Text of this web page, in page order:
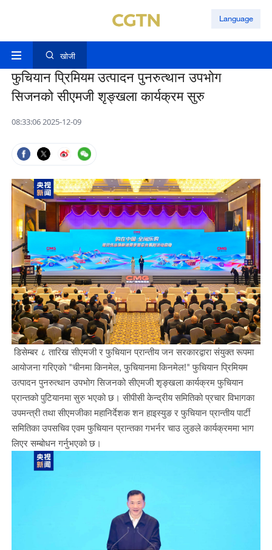
Language
खोजी
फुचियान प्रिमियम उत्पादन पुनरुत्थान उपभोग
सिजनको सीएमजी शृङ्खला कार्यक्रम सुरु
08:33:06 2025-12-09
डिसेम्बर ८ तारिख सीएमजी र फुचियान प्रान्तीय जन सरकारद्वारा संयुक्त रूपमा
आयोजना गरिएको "चीनमा किनमेल, फुचियानमा किनमेल!" फुचियान प्रिमियम
उत्पादन पुनरुत्थान उपभोग सिजनको सीएमजी शृङ्खला कार्यक्रम फुचियान
प्रान्तको पुटियानमा सुरु भएको छ। सीपीसी केन्द्रीय समितिको प्रचार विभागका
उपमन्त्री तथा सीएमजीका महानिर्देशक शन हाइस्युङ र फुचियान प्रान्तीय पार्टी
समितिका उपसचिव एवम फुचियान प्रान्तका गभर्नर चाउ लुङले कार्यक्रममा भाग
लिएर सम्बोधन गर्नुभएको छ।